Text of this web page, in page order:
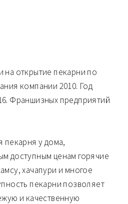
на открытие пекарни по
компании 2010. Год
Франшизных предприятий
пекарня у дома,
доступным ценам горячие
хачапури и многое
пекарни позволяет
и качественную